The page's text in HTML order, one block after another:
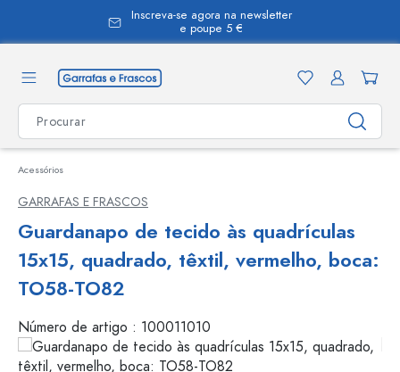
Inscreva-se agora na newsletter
e poupe 5 €
Acessórios
GARRAFAS E FRASCOS
Guardanapo de tecido às quadrículas
15x15, quadrado, têxtil, vermelho, boca:
TO58-TO82
Número de artigo : 100011010